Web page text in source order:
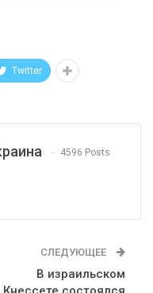
Twitter
4596 Posts
СЛЕДУЮЩЕЕ
В израильском